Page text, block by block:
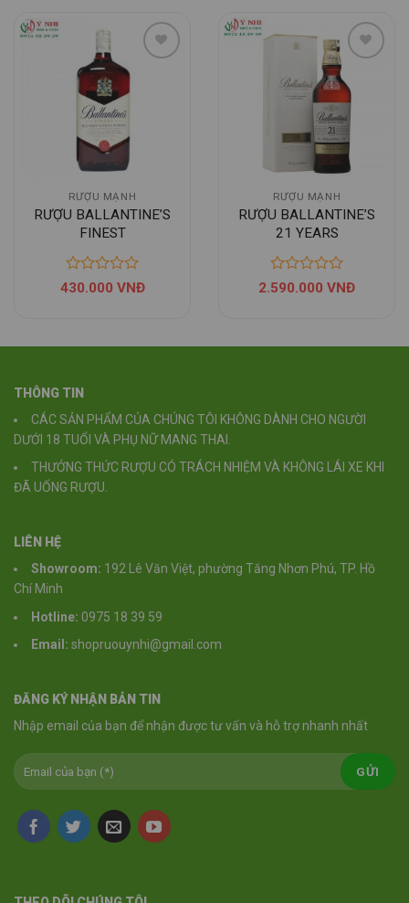
RƯỢU MẠNH
RƯỢU BALLANTINE’S
FINEST
430.000 VNĐ
vào Yêu
RƯỢU MẠNH
RƯỢU BALLANTINE’S
21 YEARS
2.590.000 VNĐ
THÔNG TIN
CÁC SẢN PHẨM CỦA CHÚNG TÔI KHÔNG DÀNH CHO NGƯỜI
DƯỚI 18 TUỔI VÀ PHỤ NỮ MANG THAI.
THƯỞNG THỨC RƯỢU CÓ TRÁCH NHIỆM VÀ KHÔNG LÁI XE KHI
ĐÃ UỐNG RƯỢU.
LIÊN HỆ
Showroom: 192 Lê Văn Việt, phường Tăng Nhơn Phú, TP. Hồ
Chí Minh
Hotline: 0975 18 39 59
Email: shopruouynhi@gmail.com
ĐĂNG KÝ NHẬN BẢN TIN
Nhập email của bạn để nhận được tư vấn và hỗ trợ nhanh nhất